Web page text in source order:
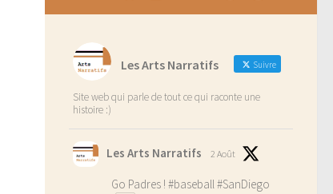
Les Arts Narratifs Suivre
Site web qui parle de tout ce qui raconte une
histoire :)
Les Arts Narratifs 2 Août
Go Padres ! #baseball#SanDiego